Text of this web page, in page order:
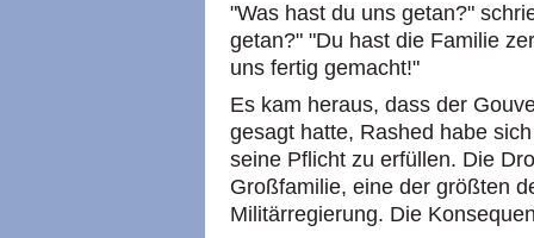
"Was hast du uns getan?"
getan?" "Du hast die Familie
uns fertig gemacht!"
Es kam heraus, dass der
gesagt hatte, Rashed habe
seine Pflicht zu erfüllen. Die
Großfamilie, eine der größten
Militärregierung. Die